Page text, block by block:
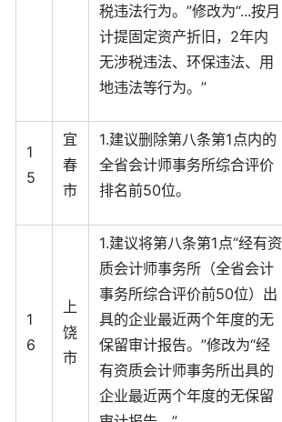
税违法行为。”修改为“...按月
计提固定资产折旧，2年内
无涉税违法、环保违法、用
地违法等行为。”
1
5
宜
春
市
1.建议删除第八条第1点内的
全省会计师事务所综合评价
排名前50位。
1
6
上
饶
市
1.建议将第八条第1点“经有资
质会计师事务所（全省会计
事务所综合评价前50位）出
具的企业最近两个年度的无
保留审计报告。”修改为“经
有资质会计师事务所出具的
企业最近两个年度的无保留